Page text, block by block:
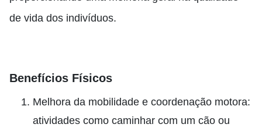
de vida dos indivíduos.
Benefícios Físicos
Melhora da mobilidade e coordenação motora:
atividades como caminhar com um cão ou